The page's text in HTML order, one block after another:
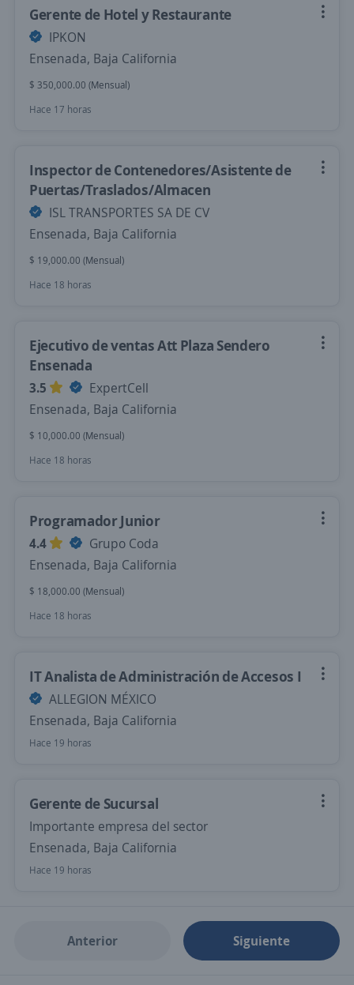
Gerente de Hotel y Restaurante
IPKON
Ensenada, Baja California
$ 350,000.00 (Mensual)
Hace 17 horas
Inspector de Contenedores/Asistente de
Puertas/Traslados/Almacen
ISL TRANSPORTES SA DE CV
Ensenada, Baja California
$ 19,000.00 (Mensual)
Hace 18 horas
Ejecutivo de ventas Att Plaza Sendero
Ensenada
3.5
ExpertCell
Ensenada, Baja California
$ 10,000.00 (Mensual)
Hace 18 horas
Programador Junior
4.4
Grupo Coda
Ensenada, Baja California
$ 18,000.00 (Mensual)
Hace 18 horas
IT Analista de Administración de Accesos I
ALLEGION MÉXICO
Ensenada, Baja California
Hace 19 horas
Gerente de Sucursal
Importante empresa del sector
Ensenada, Baja California
Hace 19 horas
Anterior Siguiente